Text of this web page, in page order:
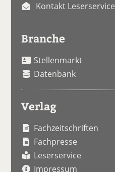
Kontakt Leserservice
Branche
Stellenmarkt
Datenbank
Verlag
Fachzeitschriften
Fachpresse
Leserservice
Impressum